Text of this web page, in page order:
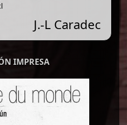
J.-L Caradec
IMPRESA